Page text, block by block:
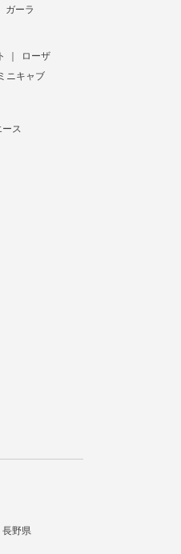
ガーラ
ローザ
ミニキャブ
ース
長野県